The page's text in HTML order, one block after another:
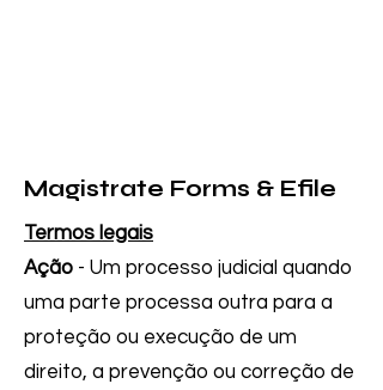
Magistrate Forms & Efile
Termos legais
Ação - Um processo judicial quando
uma parte processa outra para a
proteção ou execução de um
direito, a prevenção ou correção de